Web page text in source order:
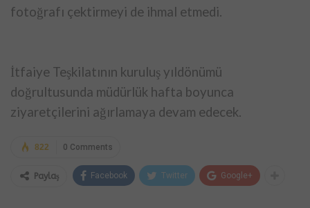
fotoğrafı çektirmeyi de ihmal etmedi.
İtfaiye Teşkilatının kuruluş yıldönümü
doğrultusunda müdürlük hafta boyunca
ziyaretçilerini ağırlamaya devam edecek.
0 Comments
822
Paylaş Facebook Twitter Google+